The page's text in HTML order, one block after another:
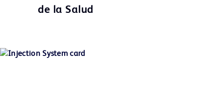
de la Salud